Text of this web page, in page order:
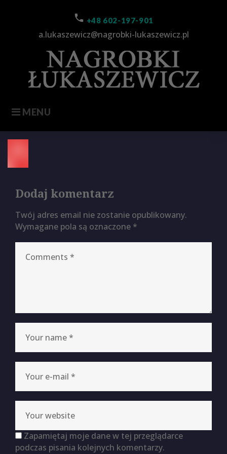
MENU
call +48 602-197-901
a.lukaszewicz@nagrobki-lukaszewicz.pl
Dodaj komentarz
Twój adres email nie zostanie opublikowany.
Wymagane pola są oznaczone *
Zapamiętaj moje dane w tej przeglądarce
podczas pisania kolejnych komentarzy.